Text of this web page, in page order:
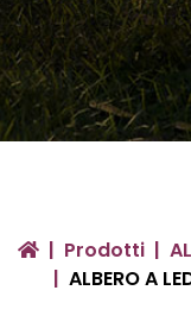
Prodotti
ALBERO A